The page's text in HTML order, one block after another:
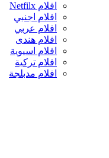
افلام Netfilx
افلام اجنبي
افلام عربي
افلام هندى
افلام اسيوية
افلام تركية
افلام مدبلجة